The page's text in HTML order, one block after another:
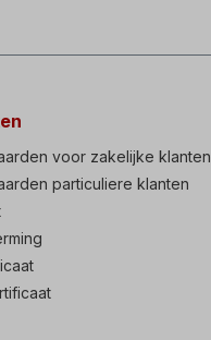
voor zakelijke klanten
particuliere klanten